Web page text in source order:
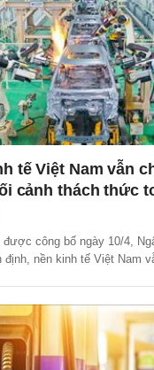
tế Việt Nam vẫn
cảnh thách thức
công bố ngày 10/4,
định, nền kinh tế Việt Nam